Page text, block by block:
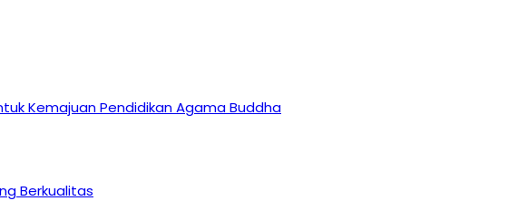
Kemajuan Pendidikan Agama Buddha
Berkualitas